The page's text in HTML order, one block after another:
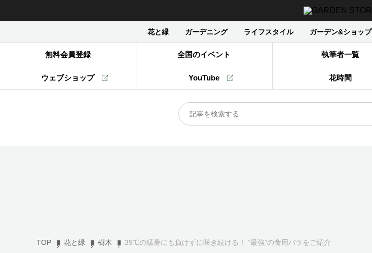
花と緑 ガーデニング ライフスタイル ガーデン&ショップ
無料会員登録 全国のイベント 執筆者一覧
ウェブショップ YouTube 花時間
TOP 花と緑 樹木 39℃の猛暑にも負けずに咲き続ける！ “最強”の食用バラをご紹介